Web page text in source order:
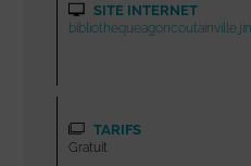
SITE INTERNET
TARIFS
Gratuit